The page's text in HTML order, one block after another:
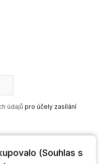
údajů pro účely zasílání
(Souhlas s